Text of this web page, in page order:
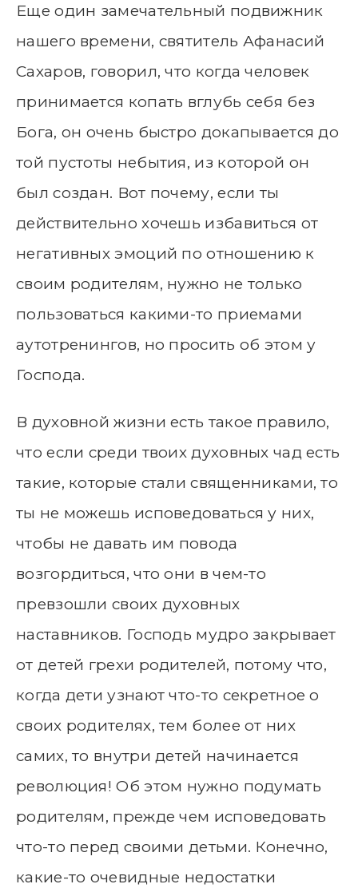
Еще один замечательный подвижник
нашего времени, святитель Афанасий
Сахаров, говорил, что когда человек
принимается копать вглубь себя без
Бога, он очень быстро докапывается до
той пустоты небытия, из которой он
был создан. Вот почему, если ты
действительно хочешь избавиться от
негативных эмоций по отношению к
своим родителям, нужно не только
пользоваться какими-то приемами
аутотренингов, но просить об этом у
Господа.
В духовной жизни есть такое правило,
что если среди твоих духовных чад есть
такие, которые стали священниками, то
ты не можешь исповедоваться у них,
чтобы не давать им повода
возгордиться, что они в чем-то
превзошли своих духовных
наставников. Господь мудро закрывает
от детей грехи родителей, потому что,
когда дети узнают что-то секретное о
своих родителях, тем более от них
самих, то внутри детей начинается
революция! Об этом нужно подумать
родителям, прежде чем исповедовать
что-то перед своими детьми. Конечно,
какие-то очевидные недостатки